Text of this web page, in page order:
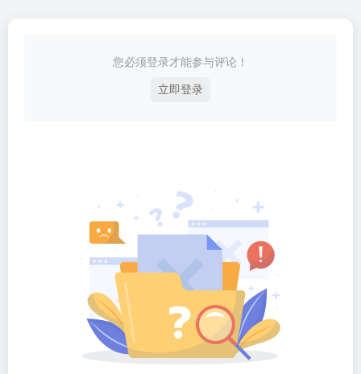
您必须登录才能参与评论！
立即登录